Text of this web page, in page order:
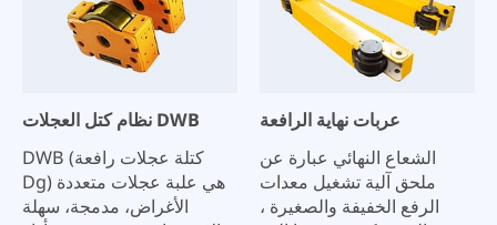
نظام كتل العجلات DWB
DWB (كتلة عجلات رافعة
Dg) هي علبة عجلات متعددة
الأغراض، مدمجة، سهلة
عربات نهاية الرافعة
الشعاع النهائي عبارة عن
ملحق آلية تشغيل معدات
الرفع الخفيفة والصغيرة ،